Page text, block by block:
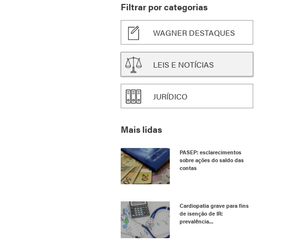
Filtrar por categorias
WAGNER DESTAQUES
LEIS E NOTÍCIAS
JURÍDICO
Mais lidas
PASEP: esclarecimentos
sobre ações do saldo das
contas
Cardiopatia grave para fins
de isenção de IR:
prevalência...